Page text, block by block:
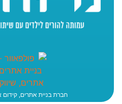
חברת בניית אתרים, קידום